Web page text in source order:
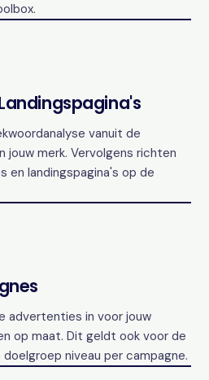
vanuit de
merk. Vervolgens richten
en landingspagina's op de
advertenties in voor jouw
op maat. Dit geldt ook voor de
niveau per campagne.